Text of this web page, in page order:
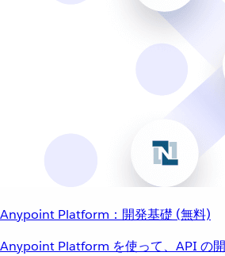
Anypoint Platform：開発基礎 (無料)
Anypoint Platform を使って、API の